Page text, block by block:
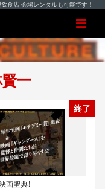
食店 会場レンタルも可能です！
一
終了
聖典！